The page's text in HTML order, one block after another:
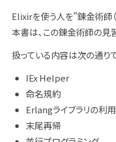
Elixirを使う人を"錬金術師
本書は、この錬金術師の見
扱っている内容は次の通りで
IEx Helper
命名規約
Erlangライブラリの利用
末尾再帰